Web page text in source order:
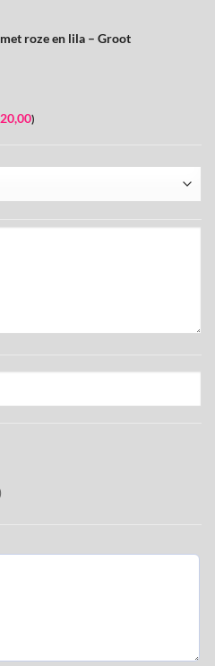
roze en lila – Groot
20,00)